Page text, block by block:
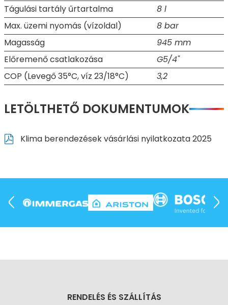
Tágulási tartály űrtartalma
8 l
Max. üzemi nyomás (vízoldal)
8 bar
Magasság
945 mm
Előremenő csatlakozása
G5/4"
COP (Levegő 35°C, víz 23/18°C)
3,2
LETÖLTHETŐ DOKUMENTUMOK
Klima berendezések vásárlási nyilatkozata 2025
RENDELÉS ÉS SZÁLLÍTÁS